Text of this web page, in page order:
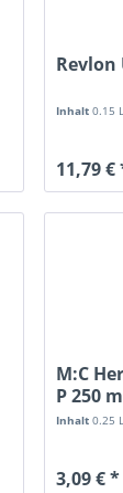
Revlon
Inhalt 0.15
11,79 €
M:C
P 250
Inhalt 0.25
3,09 € *